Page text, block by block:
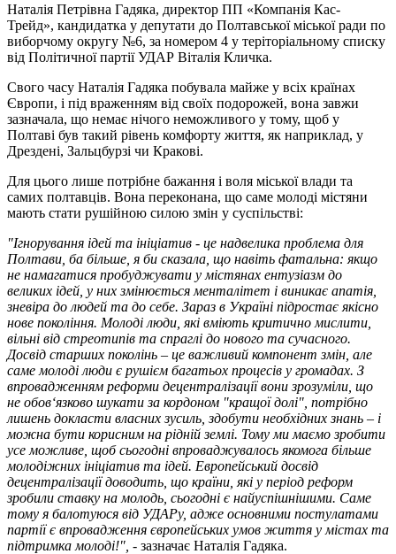
Наталія Петрівна Гадяка, директор ПП «Компанія Кас-
Трейд», кандидатка у депутати до Полтавської міської ради по
виборчому округу №6, за номером 4 у теріторіальному списку
від Політичної партії УДАР Віталія Кличка.
Свого часу Наталія Гадяка побувала майже у всіх країнах
Європи, і під враженням від своїх подорожей, вона завжи
зазначала, що немає нічого неможливого у тому, щоб у
Полтаві був такий рівень комфорту життя, як наприклад, у
Дрездені, Зальцбурзі чи Кракові.
Для цього лише потрібне бажання і воля міської влади та
самих полтавців. Вона переконана, що саме молоді містяни
мають стати рушійною силою змін у суспільстві:
"Ігнорування ідей та ініціатив - це надвелика проблема для
Полтави, ба більше, я би сказала, що навіть фатальна: якщо
не намагатися пробуджувати у містянах ентузіазм до
великих ідей, у них змінюється менталітет і виникає апатія,
зневіра до людей та до себе. Зараз в Україні підростає якісно
нове покоління. Молоді люди, які вміють критично мислити,
вільні від стреотипів та спраглі до нового та сучасного.
Досвід старших поколінь – це важливий компонент змін, але
саме молоді люди є рушієм багатьох процесів у громадах. З
впровадженням реформи децентралізації вони зрозуміли, що
не обов‘язково шукати за кордоном "кращої долі", потрібно
лишень докласти власних зусиль, здобути необхідних знань – і
можна бути корисним на рідній землі. Тому ми маємо зробити
усе можливе, щоб сьогодні впроваджувалось якомога більше
молодіжних ініціатив та ідей. Европейський досвід
децентралізації доводить, що країни, які у період реформ
зробили ставку на молодь, сьогодні є найуспішнішими. Саме
тому я балотуюся від УДАРу, адже основними постулатами
партії є впровадження європейських умов життя у містах та
підтримка молоді!", - зазначає Наталія Гадяка.